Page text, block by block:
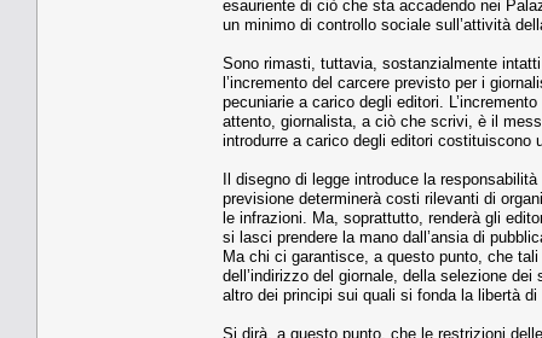
esauriente di ciò che sta accadendo nei
un minimo di controllo sociale sull’attività
Sono rimasti, tuttavia, sostanzialmente
l’incremento del carcere previsto per i
pecuniarie a carico degli editori.
attento, giornalista, a ciò che scrivi, è il
introdurre a carico degli editori costituiscono
Il disegno di legge introduce la
previsione determinerà costi rilevanti di
le infrazioni. Ma, soprattutto, renderà gli
si lasci prendere la mano dall’ansia di
Ma chi ci garantisce, a questo punto, che
dell’indirizzo del giornale, della selezione
altro dei principi sui quali si fonda la libertà
Si dirà, a questo punto, che le restrizioni